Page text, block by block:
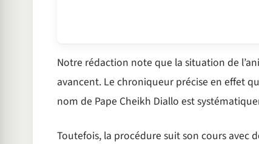
Notre rédaction note que la situation de
avancent. Le chroniqueur précise en effet
nom de Pape Cheikh Diallo est
Toutefois, la procédure suit son cours avec